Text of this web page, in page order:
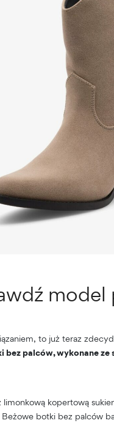
model
to już teraz
palców, wykonane ze
kopertową
botki bez palców